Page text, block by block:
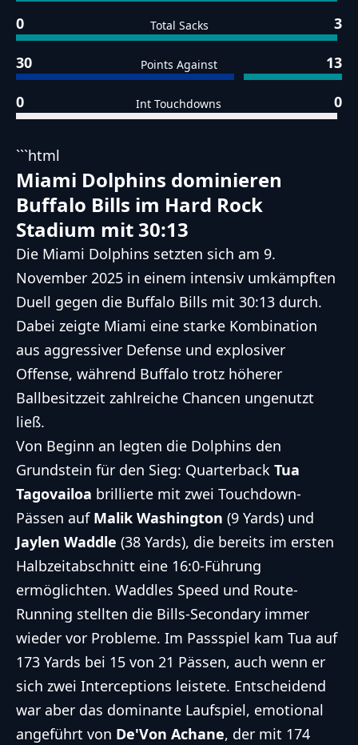
0 Total Sacks 3
30 Points Against 13
0 Int Touchdowns 0
```html
Miami Dolphins dominieren
Buffalo Bills im Hard Rock
Stadium mit 30:13
Die Miami Dolphins setzten sich am 9.
November 2025 in einem intensiv umkämpften
Duell gegen die Buffalo Bills mit 30:13 durch.
Dabei zeigte Miami eine starke Kombination
aus aggressiver Defense und explosiver
Offense, während Buffalo trotz höherer
Ballbesitzzeit zahlreiche Chancen ungenutzt
ließ.
Von Beginn an legten die Dolphins den
Grundstein für den Sieg: Quarterback Tua
Tagovailoa brillierte mit zwei Touchdown-
Pässen auf Malik Washington (9 Yards) und
Jaylen Waddle (38 Yards), die bereits im ersten
Halbzeitabschnitt eine 16:0-Führung
ermöglichten. Waddles Speed und Route-
Running stellten die Bills-Secondary immer
wieder vor Probleme. Im Passspiel kam Tua auf
173 Yards bei 15 von 21 Pässen, auch wenn er
sich zwei Interceptions leistete. Entscheidend
war aber das dominante Laufspiel, emotional
angeführt von De'Von Achane, der mit 174